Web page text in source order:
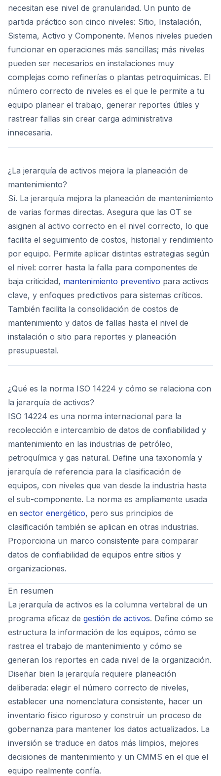
necesitan ese nivel de granularidad. Un punto de
partida práctico son cinco niveles: Sitio, Instalación,
Sistema, Activo y Componente. Menos niveles pueden
funcionar en operaciones más sencillas; más niveles
pueden ser necesarios en instalaciones muy
complejas como refinerías o plantas petroquímicas. El
número correcto de niveles es el que le permite a tu
equipo planear el trabajo, generar reportes útiles y
rastrear fallas sin crear carga administrativa
innecesaria.
¿La jerarquía de activos mejora la planeación de
mantenimiento?
Sí. La jerarquía mejora la planeación de mantenimiento
de varias formas directas. Asegura que las OT se
asignen al activo correcto en el nivel correcto, lo que
facilita el seguimiento de costos, historial y rendimiento
por equipo. Permite aplicar distintas estrategias según
el nivel: correr hasta la falla para componentes de
baja criticidad, mantenimiento preventivo para activos
clave, y enfoques predictivos para sistemas críticos.
También facilita la consolidación de costos de
mantenimiento y datos de fallas hasta el nivel de
instalación o sitio para reportes y planeación
presupuestal.
¿Qué es la norma ISO 14224 y cómo se relaciona con
la jerarquía de activos?
ISO 14224 es una norma internacional para la
recolección e intercambio de datos de confiabilidad y
mantenimiento en las industrias de petróleo,
petroquímica y gas natural. Define una taxonomía y
jerarquía de referencia para la clasificación de
equipos, con niveles que van desde la industria hasta
el sub-componente. La norma es ampliamente usada
en sector energético, pero sus principios de
clasificación también se aplican en otras industrias.
Proporciona un marco consistente para comparar
datos de confiabilidad de equipos entre sitios y
organizaciones.
En resumen
La jerarquía de activos es la columna vertebral de un
programa eficaz de gestión de activos. Define cómo se
estructura la información de los equipos, cómo se
rastrea el trabajo de mantenimiento y cómo se
generan los reportes en cada nivel de la organización.
Diseñar bien la jerarquía requiere planeación
deliberada: elegir el número correcto de niveles,
establecer una nomenclatura consistente, hacer un
inventario físico riguroso y construir un proceso de
gobernanza para mantener los datos actualizados. La
inversión se traduce en datos más limpios, mejores
decisiones de mantenimiento y un CMMS en el que el
equipo realmente confía.